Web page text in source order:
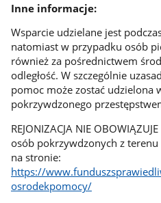
Inne informacje:
Wsparcie udzielane jest
natomiast w przypadku osób
również za pośrednictwem
odległość. W szczególnie
pomoc może zostać udzielona
pokrzywdzonego
REJONIZACJA NIE
osób pokrzywdzonych z terenu
na stronie:
https://
osrodekpomocy/